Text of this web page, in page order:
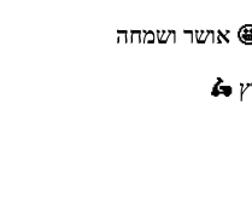
אושר ושמחה
🛵